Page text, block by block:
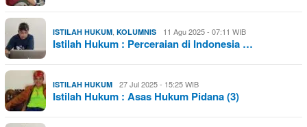
ISTILAH HUKUM, KOLUMNIS 11 Agu 2025 - 07:11 WIB
Istilah Hukum : Perceraian di Indonesia …
ISTILAH HUKUM 27 Jul 2025 - 15:25 WIB
Istilah Hukum : Asas Hukum Pidana (3)